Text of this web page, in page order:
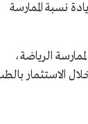
نسبة الممارسة
الرياضة،
الاستثمار